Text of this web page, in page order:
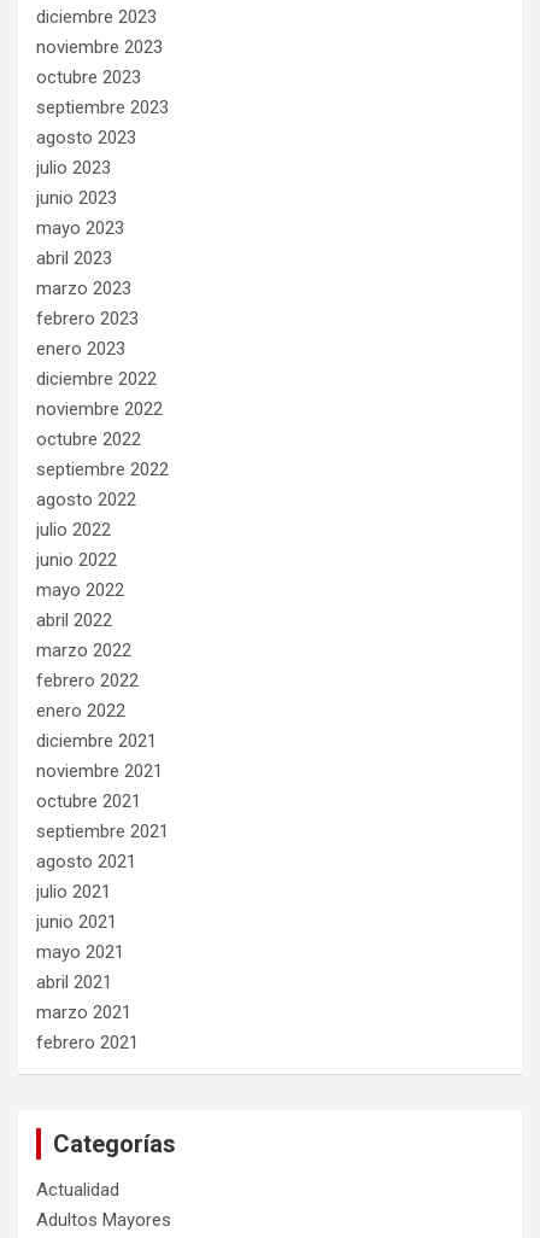
diciembre 2023
noviembre 2023
octubre 2023
septiembre 2023
agosto 2023
julio 2023
junio 2023
mayo 2023
abril 2023
marzo 2023
febrero 2023
enero 2023
diciembre 2022
noviembre 2022
octubre 2022
septiembre 2022
agosto 2022
julio 2022
junio 2022
mayo 2022
abril 2022
marzo 2022
febrero 2022
enero 2022
diciembre 2021
noviembre 2021
octubre 2021
septiembre 2021
agosto 2021
julio 2021
junio 2021
mayo 2021
abril 2021
marzo 2021
febrero 2021
Categorías
Actualidad
Adultos Mayores